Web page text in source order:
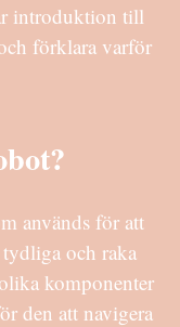
introduktion till
förklara varför
används för att
och raka
komponenter
den att navigera